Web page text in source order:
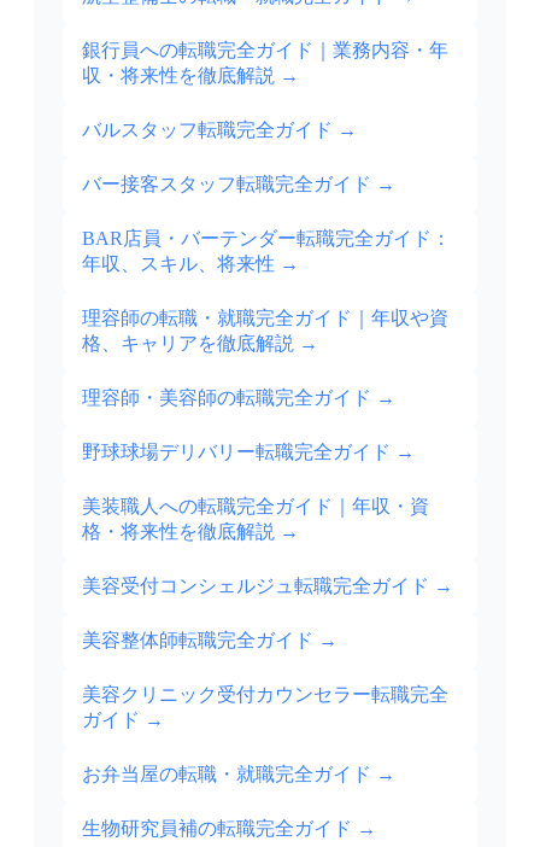
銀行員への転職完全ガイド｜業務内容・年
収・将来性を徹底解説 →
バルスタッフ転職完全ガイド →
バー接客スタッフ転職完全ガイド →
BAR店員・バーテンダー転職完全ガイド：
年収、スキル、将来性 →
理容師の転職・就職完全ガイド｜年収や資
格、キャリアを徹底解説 →
理容師・美容師の転職完全ガイド →
野球球場デリバリー転職完全ガイド →
美装職人への転職完全ガイド｜年収・資
格・将来性を徹底解説 →
美容受付コンシェルジュ転職完全ガイド →
美容整体師転職完全ガイド →
美容クリニック受付カウンセラー転職完全
ガイド →
お弁当屋の転職・就職完全ガイド →
生物研究員補の転職完全ガイド →